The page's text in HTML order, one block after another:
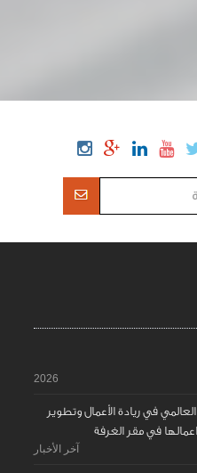
2026
في ريادة الأعمال وتطوير
في مقر الغرفة
آخر الأخبار